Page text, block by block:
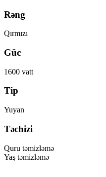
Rəng
Qırmızı
Güc
1600 vatt
Tip
Yuyan
Təchizi
Quru təmizləmə
Yaş təmizləmə